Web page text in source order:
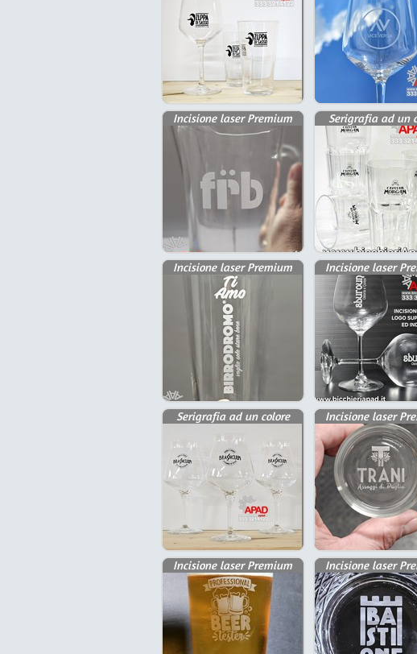
Incisione laser Premium Serigrafia ad un
Incisione laser Premium Incisione laser
Serigrafia ad un colore Incisione laser
Incisione laser Premium Incisione laser